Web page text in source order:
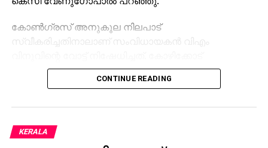
കോണ്‍ഗ്രസ് അനുകൂല നിലപാട്
സ്വീകരിച്ചതിനാലാണ് സംവിധായകന്‍ വിഎം
കോര്‍പറേഷന്‍ തെരഞ്ഞെടുപ്പില്‍ യുഡിഎഫ്
സ്ഥാനാര്‍ത്ഥിയാണ് വിനു. മുന്‍ തെരഞ്ഞെടുപ്പുകളില്‍
അധികാര ദുര്‍വിനിയോഗത്തിലൂടെ തിരുവനന്തപുരം
കോര്‍പ്പറേഷനിലെ മുട്ടട വാര്‍ഡില്‍ യുഡിഎഫിന്
CONTINUE READING
KERALA